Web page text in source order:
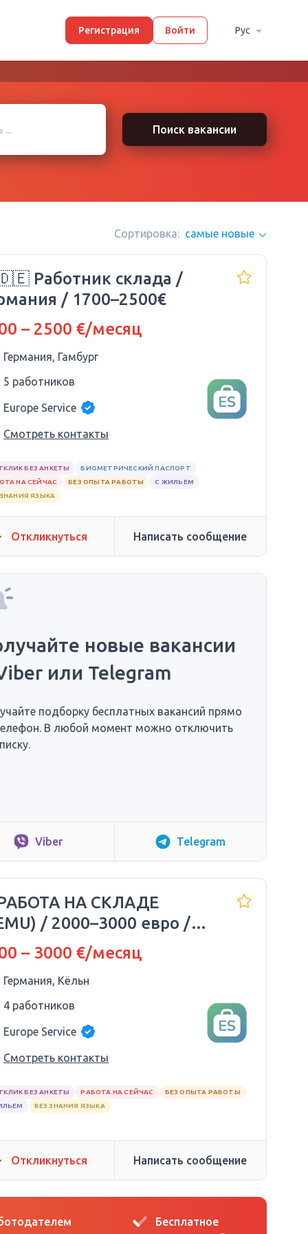
Регистрация Войти Рус
Поиск вакансии
Сортировка: самые новые
Работник склада /
/ 1700–2500€
– 2500 €/месяц
Германия, Гамбург
5 работников
Europe Service
Смотреть контакты
БЕЗ АНКЕТЫ
БИОМЕТРИЧЕСКИЙ ПАСПОРТ
НА СЕЙЧАС
БЕЗ ОПЫТА РАБОТЫ
С ЖИЛЬЕМ
ЯЗЫКА
Откликнуться Написать сообщение
новые вакансии
или Telegram
подборку бесплатных вакансий прямо
В любой момент можно отключить
Viber Telegram
НА СКЛАДЕ
/ 2000–3000 евро /
– 3000 €/месяц
Германия, Кёльн
4 работников
Europe Service
Смотреть контакты
БЕЗ АНКЕТЫ РАБОТА НА СЕЙЧАС
БЕЗ ОПЫТА РАБОТЫ
БЕЗ ЗНАНИЯ ЯЗЫКА
Откликнуться Написать сообщение
Бесплатное